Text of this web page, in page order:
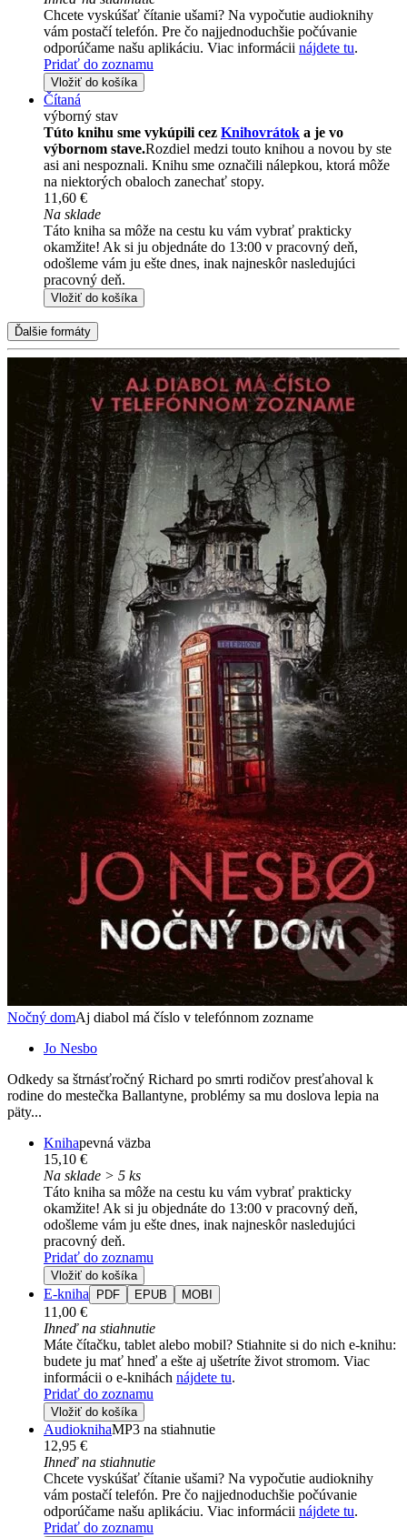
Chcete vyskúšať čítanie ušami? Na vypočutie audioknihy
vám postačí telefón. Pre čo najjednoduchšie počúvanie
odporúčame našu aplikáciu. Viac informácii nájdete tu.
Pridať do zoznamu
Vložiť do košíka
Čítaná
výborný stav
Túto knihu sme vykúpili cez Knihovrátok a je vo
výbornom stave.Rozdiel medzi touto knihou a novou by ste
asi ani nespoznali. Knihu sme označili nálepkou, ktorá môže
na niektorých obaloch zanechať stopy.
11,60 €
Na sklade
Táto kniha sa môže na cestu ku vám vybrať prakticky
okamžite! Ak si ju objednáte do 13:00 v pracovný deň,
odošleme vám ju ešte dnes, inak najneskôr nasledujúci
pracovný deň.
Vložiť do košíka
Ďalšie formáty
Nočný domAj diabol má číslo v telefónnom zozname
Jo Nesbo
Odkedy sa štrnásťročný Richard po smrti rodičov presťahoval k
rodine do mestečka Ballantyne, problémy sa mu doslova lepia na
päty...
Knihapevná väzba
15,10 €
Na sklade > 5 ks
Táto kniha sa môže na cestu ku vám vybrať prakticky
okamžite! Ak si ju objednáte do 13:00 v pracovný deň,
odošleme vám ju ešte dnes, inak najneskôr nasledujúci
pracovný deň.
Pridať do zoznamu
Vložiť do košíka
E-kniha PDF EPUB MOBI
11,00 €
Ihneď na stiahnutie
Máte čítačku, tablet alebo mobil? Stiahnite si do nich e-knihu:
budete ju mať hneď a ešte aj ušetríte život stromom. Viac
informácii o e-knihách nájdete tu.
Pridať do zoznamu
Vložiť do košíka
AudioknihaMP3 na stiahnutie
12,95 €
Ihneď na stiahnutie
Chcete vyskúšať čítanie ušami? Na vypočutie audioknihy
vám postačí telefón. Pre čo najjednoduchšie počúvanie
odporúčame našu aplikáciu. Viac informácii nájdete tu.
Pridať do zoznamu